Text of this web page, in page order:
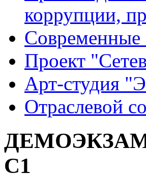
коррупции,
Современные
Проект
Арт-студия
Отраслевой
С1